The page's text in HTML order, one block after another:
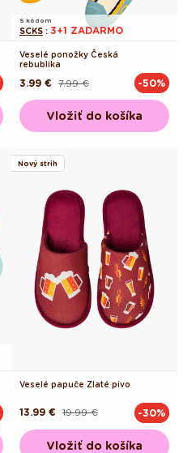
S kódom
SCKS : 3+1 ZADARMO
Veselé ponožky Česká
rebublika
Pôvodná7.99 €
Akciová
3.99 € -50%
Vložiť do košíka
Nový strih
Veselé papuče Zlaté pivo
Pôvodná19.99 €
Akciová
13.99 € -30%
Vložiť do košíka